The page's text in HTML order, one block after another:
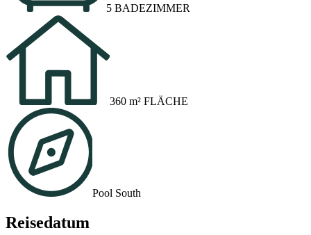
5 BADEZIMMER
360 m² FLÄCHE
Pool South
Reisedatum